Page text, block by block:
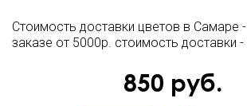
Стоимость доставки цветов в Самаре
заказе от 5000р. стоимость доставки -
850 руб.